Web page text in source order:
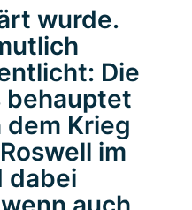
wurde.
Die
behauptet
dem Krieg
im
dabei